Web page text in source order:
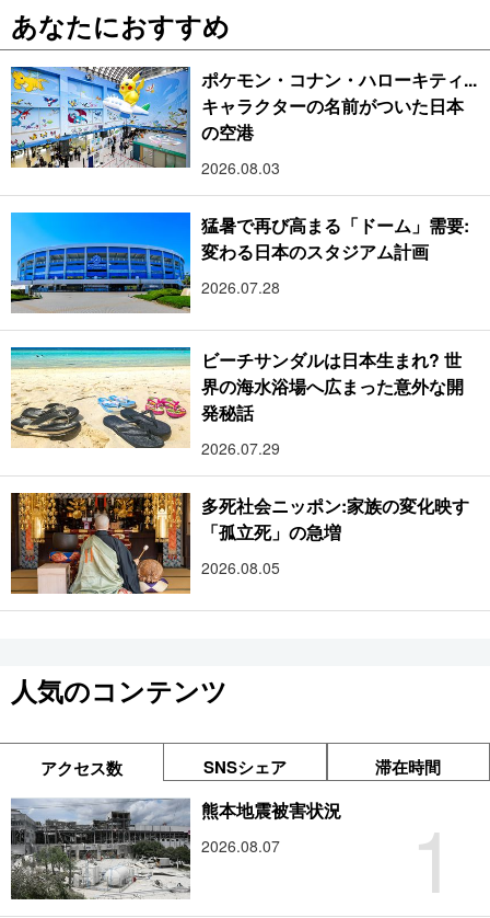
あなたにおすすめ
ポケモン・コナン・ハローキティ...
キャラクターの名前がついた日本
の空港
2026.08.03
猛暑で再び高まる「ドーム」需要:
変わる日本のスタジアム計画
2026.07.28
ビーチサンダルは日本生まれ? 世
界の海水浴場へ広まった意外な開
発秘話
2026.07.29
多死社会ニッポン:家族の変化映す
「孤立死」の急増
2026.08.05
人気のコンテンツ
アクセス数 SNSシェア 滞在時間
1
熊本地震被害状況
2026.08.07